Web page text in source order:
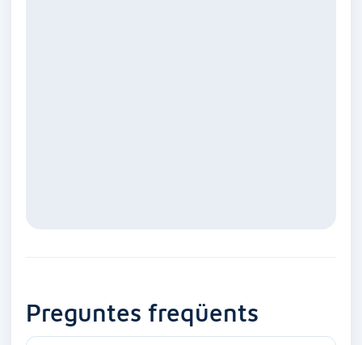
Preguntes freqüents